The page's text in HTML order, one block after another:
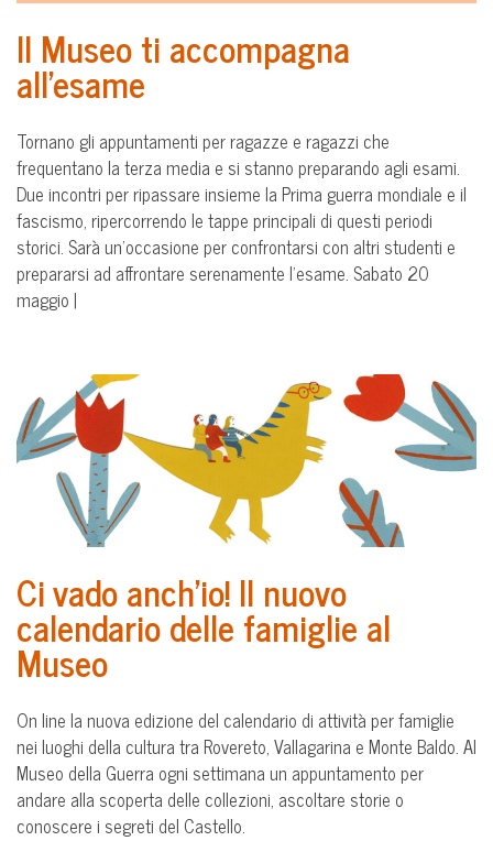
Il Museo ti accompagna
all’esame
Tornano gli appuntamenti per ragazze e ragazzi che
frequentano la terza media e si stanno preparando agli esami.
Due incontri per ripassare insieme la Prima guerra mondiale e il
fascismo, ripercorrendo le tappe principali di questi periodi
storici. Sarà un’occasione per confrontarsi con altri studenti e
prepararsi ad affrontare serenamente l’esame. Sabato 20
maggio |
Ci vado anch’io! Il nuovo
calendario delle famiglie al
Museo
On line la nuova edizione del calendario di attività per famiglie
nei luoghi della cultura tra Rovereto, Vallagarina e Monte Baldo. Al
Museo della Guerra ogni settimana un appuntamento per
andare alla scoperta delle collezioni, ascoltare storie o
conoscere i segreti del Castello.